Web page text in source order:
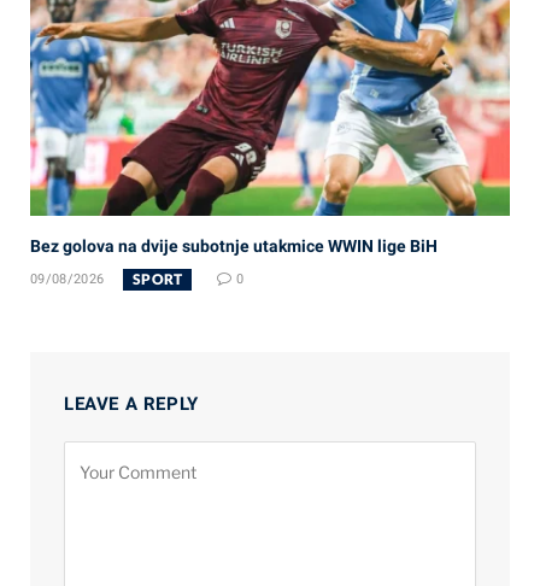
Bez golova na dvije subotnje utakmice WWIN lige BiH
09/08/2026 SPORT 0
LEAVE A REPLY